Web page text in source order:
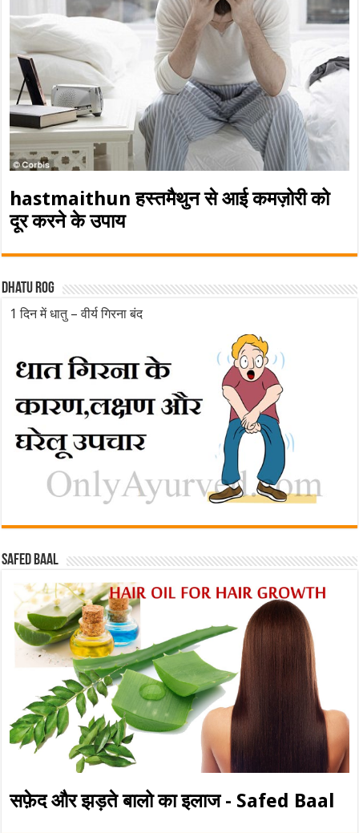
hastmaithun हस्तमैथुन से आई कमज़ोरी को
दूर करने के उपाय
Dhatu rog
1 दिन में धातु – वीर्य गिरना बंद
Safed baal
सफ़ेद और झड़ते बालो का इलाज - Safed Baal